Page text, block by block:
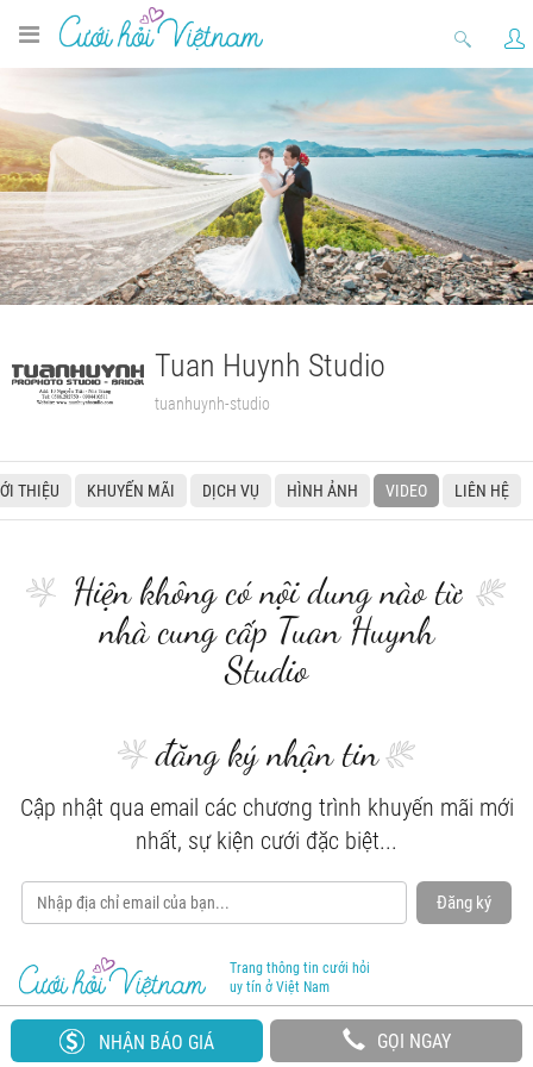
Tuan Huynh Studio
tuanhuynh-studio
THIỆU KHUYẾN MÃI DỊCH VỤ HÌNH ẢNH VIDEO LIÊN HỆ
Hiện không có nội dung nào từ
nhà cung cấp Tuan Huynh
Studio
đăng ký nhận tin
Cập nhật qua email các chương trình khuyến mãi mới
nhất, sự kiện cưới đặc biệt...
Đăng ký
NHẬN BÁO GIÁ GỌI NGAY
Trang thông tin cưới hỏi
uy tín ở Việt Nam